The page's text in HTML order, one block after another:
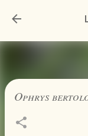
Ophrys